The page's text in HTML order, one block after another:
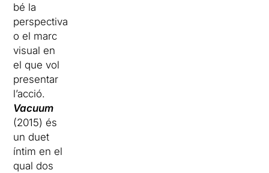
bé la
perspectiva
o el marc
visual en
el que vol
presentar
l’acció.
Vacuum
(2015) és
un duet
íntim en el
qual dos